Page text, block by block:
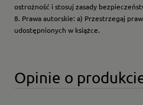
ostrożność i stosuj zasady
8. Prawa autorskie: a) Przestrzegaj
udostępnionych w książce.
Opinie o